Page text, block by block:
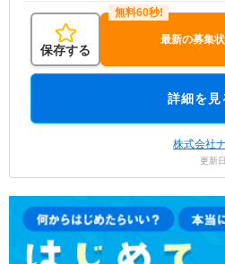
保存する
最新の募集
詳細を見
株式会社
更新